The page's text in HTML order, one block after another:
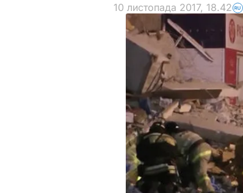
10 листопада 2017, 18.42